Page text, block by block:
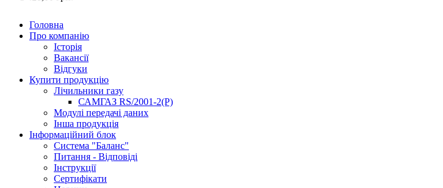
Головна
Про компанію
Історія
Вакансії
Відгуки
Купити продукцію
Лічильники газу
САМГАЗ RS/2001-2(Р)
Модулі передачі даних
Інша продукція
Інформаційний блок
Система "Баланс"
Питання - Відповіді
Інструкції
Сертифікати